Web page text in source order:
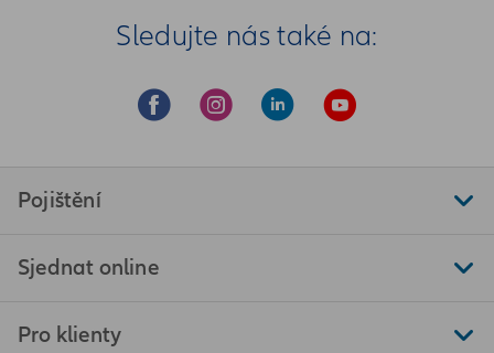
Sledujte nás také na:
Pojištění
Sjednat online
Pro klienty